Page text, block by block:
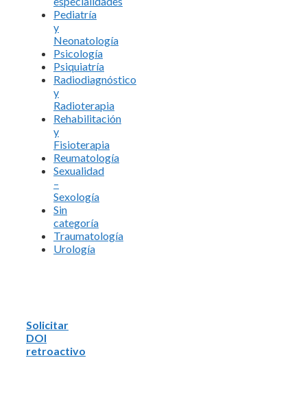
Pediatría
y
Neonatología
Psicología
Psiquiatría
Radiodiagnóstico
y
Radioterapia
Rehabilitación
y
Fisioterapia
Reumatología
Sexualidad
–
Sexología
Sin
categoría
Traumatología
Urología
Solicitar
DOI
retroactivo